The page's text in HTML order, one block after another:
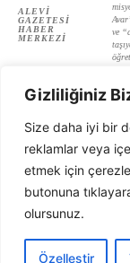
Gizliliğiniz
Size daha iyi bir
reklamlar veya
etmek için
butonuna
olursunuz.
Özelleştir
ALEVI
GAZETESI
HABER
MERKEZI
ve